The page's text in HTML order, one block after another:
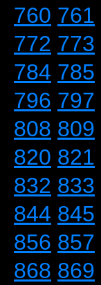
760 761
772 773
784 785
796 797
808 809
820 821
832 833
844 845
856 857
868 869